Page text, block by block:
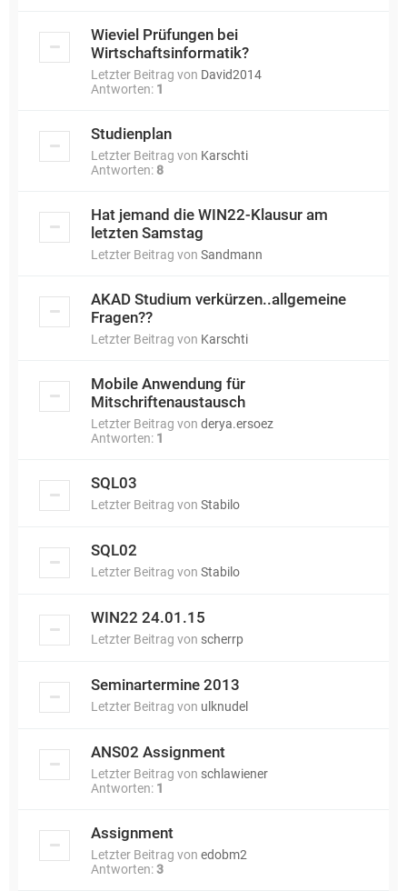
Wieviel Prüfungen bei
Wirtschaftsinformatik?
Letzter Beitrag von David2014
Antworten: 1
Studienplan
Letzter Beitrag von Karschti
Antworten: 8
Hat jemand die WIN22-Klausur am
letzten Samstag
Letzter Beitrag von Sandmann
AKAD Studium verkürzen..allgemeine
Fragen??
Letzter Beitrag von Karschti
Mobile Anwendung für
Mitschriftenaustausch
Letzter Beitrag von derya.ersoez
Antworten: 1
SQL03
Letzter Beitrag von Stabilo
SQL02
Letzter Beitrag von Stabilo
WIN22 24.01.15
Letzter Beitrag von scherrp
Seminartermine 2013
Letzter Beitrag von ulknudel
ANS02 Assignment
Letzter Beitrag von schlawiener
Antworten: 1
Assignment
Letzter Beitrag von edobm2
Antworten:3